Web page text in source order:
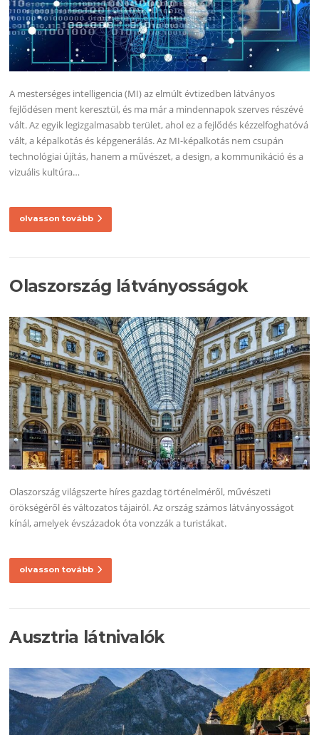
A mesterséges intelligencia (MI) az elmúlt évtizedben látványos
fejlődésen ment keresztül, és ma már a mindennapok szerves részévé
vált. Az egyik legizgalmasabb terület, ahol ez a fejlődés kézzelfoghatóvá
vált, a képalkotás és képgenerálás. Az MI-képalkotás nem csupán
technológiai újítás, hanem a művészet, a design, a kommunikáció és a
vizuális kultúra…
olvasson tovább
Olaszország látványosságok
Olaszország világszerte híres gazdag történelméről, művészeti
örökségéről és változatos tájairól. Az ország számos látványosságot
kínál, amelyek évszázadok óta vonzzák a turistákat.
olvasson tovább
Ausztria látnivalók